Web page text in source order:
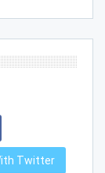
Twitter